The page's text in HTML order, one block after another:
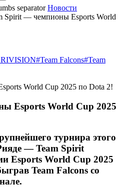
Новости
Spirit — чемпионы Esports World
#Team Falcons#Team
Esports World Cup 2025
турнира этого
—Team Spirit
Esports World Cup 2025
Team Falcons со